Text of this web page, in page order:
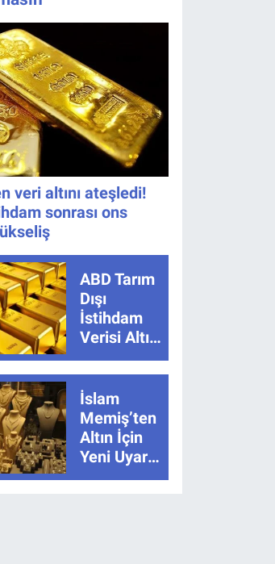
veri altını ateşledi!
sonrası ons
ABD Tarım
Dışı
İstihdam
Verisi Altını
Nasıl
Etkiler?
Çok Basit
Anlatımla
Rehber
İslam
Memiş’ten
Altın İçin
Yeni Uyarı:
“Hikâye